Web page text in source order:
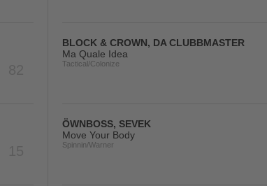
BLOCK & CROWN, DA CLUBBMASTER
Ma Quale Idea
Tactical/Colonize
ÖWNBOSS, SEVEK
Move Your Body
Spinnin/Warner